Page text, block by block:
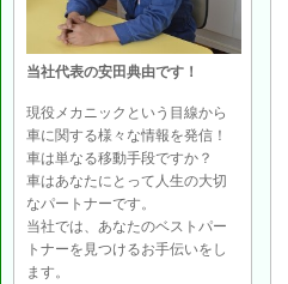
当社代表の安田典由です！
現役メカニックという目線から
車に関する様々な情報を発信！
車は単なる移動手段ですか？
車はあなたにとって人生の大切
なパートナーです。
当社では、あなたのベストパー
トナーを見つけるお手伝いをし
ます。